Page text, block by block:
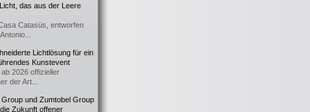
das aus der Leere
Catasüs, entworfen
Lichtlösung für ein
Kunstevent
2026 offizieller
der Art...
und Zumtobel Group
Zukunft offener